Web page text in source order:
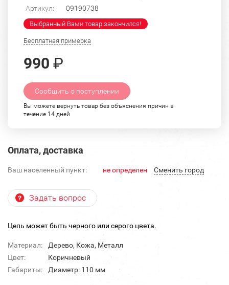
Артикул: 09190738
Выбранный Вами товар закончился!
Бесплатная примерка
990 ₽
Сообщить о поступлении
Вы можете вернуть товар без объяснения причин в
течение 14 дней
Оплата, доставка
Ваш населенный пункт: не определен Cменить город
Задать вопрос
Цепь может быть черного или серого цвета.
Материал:
Дерево, Кожа, Металл
Цвет:
Коричневый
Габариты:
Диаметр: 110 мм